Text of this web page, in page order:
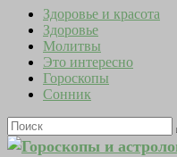
Здоровье и красота
Здоровье
Молитвы
Это интересно
Гороскопы
Сонник
Гороскопы и